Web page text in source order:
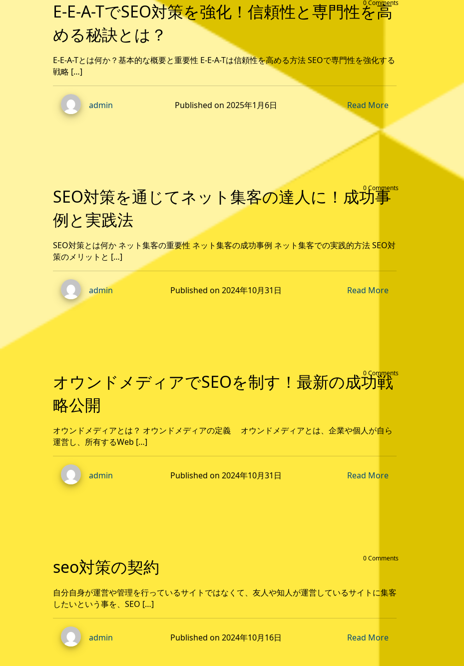
0 Comments
E-E-A-TでSEO対策を強化！信頼性と専門性を高
める秘訣とは？
E-E-A-Tとは何か？基本的な概要と重要性 E-E-A-Tは信頼性を高める方法 SEOで専門性を強化する
戦略 […]
admin Published on 2025年1月6日 Read More
0 Comments
SEO対策を通じてネット集客の達人に！成功事
例と実践法
SEO対策とは何か ネット集客の重要性 ネット集客の成功事例 ネット集客での実践的方法 SEO対
策のメリットと […]
admin Published on 2024年10月31日 Read More
0 Comments
オウンドメディアでSEOを制す！最新の成功戦
略公開
オウンドメディアとは？ オウンドメディアの定義 オウンドメディアとは、企業や個人が自ら
運営し、所有するWeb […]
admin Published on 2024年10月31日 Read More
0 Comments
seo対策の契約
自分自身が運営や管理を行っているサイトではなくて、友人や知人が運営しているサイトに集客
したいという事を、SEO […]
admin Published on 2024年10月16日 Read More